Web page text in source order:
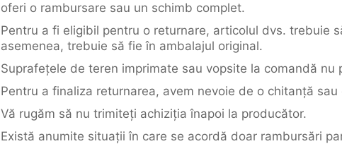
oferi o rambursare sau un schimb complet.
Pentru a fi eligibil pentru o returnare, articolul dvs. trebuie
asemenea, trebuie să fie în ambalajul original.
Suprafețele de teren imprimate sau vopsite la comandă nu
Pentru a finaliza returnarea, avem nevoie de o chitanță
Vă rugăm să nu trimiteți achiziția înapoi la producător.
Există anumite situații în care se acordă doar rambursări